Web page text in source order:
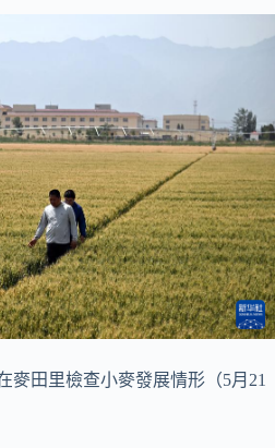
麥田里檢查小麥發展情形（5月21